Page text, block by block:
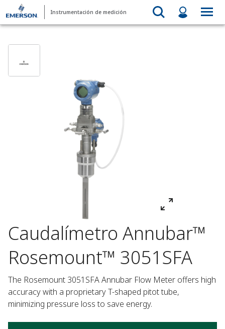
Instrumentación de medición
Caudalímetro Annubar™
Rosemount™ 3051SFA
The Rosemount 3051SFA Annubar Flow Meter offers high
accuracy with a proprietary T-shaped pitot tube,
minimizing pressure loss to save energy.